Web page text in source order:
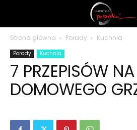
Strona główna Porady Kuchnia
Porady Kuchnia
7 PRZEPISÓW NA
DOMOWEGO